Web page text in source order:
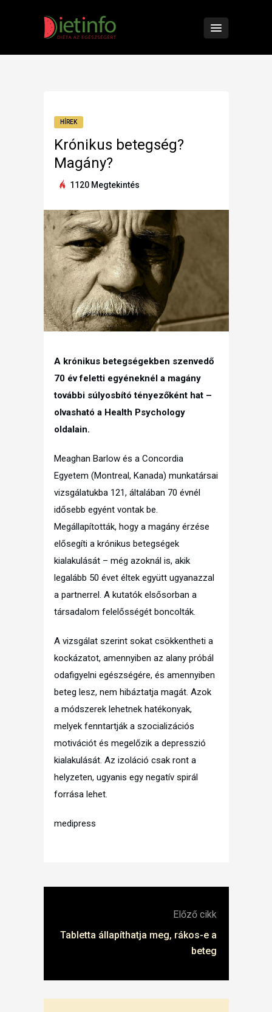
HÍREK
Krónikus betegség?
Magány?
1120 Megtekintés
A krónikus betegségekben szenvedő
70 év feletti egyéneknél a magány
további súlyosbító tényezőként hat –
olvasható a Health Psychology
oldalain.
Meaghan Barlow és a Concordia
Egyetem (Montreal, Kanada) munkatársai
vizsgálatukba 121, általában 70 évnél
idősebb egyént vontak be.
Megállapították, hogy a magány érzése
elősegíti a krónikus betegségek
kialakulását – még azoknál is, akik
legalább 50 évet éltek együtt ugyanazzal
a partnerrel. A kutatók elsősorban a
társadalom felelősségét boncolták.
A vizsgálat szerint sokat csökkentheti a
kockázatot, amennyiben az alany próbál
odafigyelni egészségére, és amennyiben
beteg lesz, nem hibáztatja magát. Azok
a módszerek lehetnek hatékonyak,
melyek fenntartják a szocializációs
motivációt és megelőzik a depresszió
kialakulását. Az izoláció csak ront a
helyzeten, ugyanis egy negatív spirál
forrása lehet.
medipress
Előző cikk
Tabletta állapíthatja meg, rákos-e a
beteg